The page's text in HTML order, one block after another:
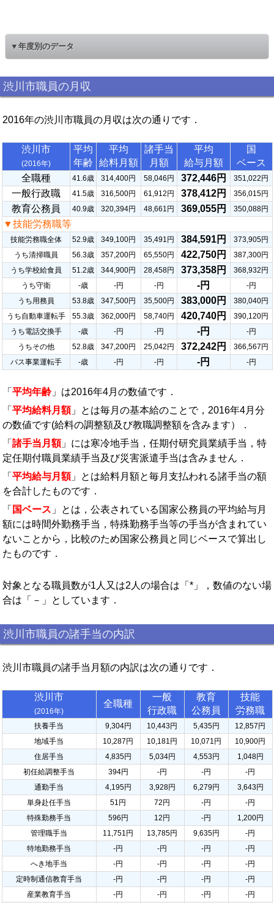
▼年度別のデータ
渋川市職員の月収
2016年の渋川市職員の月収は次の通りです．
渋川市
(2016年)
平均
年齢
平均
給料月額
諸手当
月額
平均
給与月額
国
ベース
全職種
41.6歳 314,400円 58,046円 372,446円 351,022円
一般行政職 41.5歳 316,500円 61,912円 378,412円 356,015円
教育公務員 40.9歳 320,394円 48,661円 369,055円 350,088円
▼技能労務職等
技能労務職全体 52.9歳 349,100円 35,491円 384,591円
373,905円
うち清掃職員
56.3歳 357,200円 65,550円 422,750円
387,300円
うち学校給食員
51.2歳 344,900円 28,458円 373,358円
368,932円
うち守衛
-歳 -円 -円 -円
-円
うち用務員
53.8歳 347,500円 35,500円 383,000円
380,040円
うち自動車運転手
55.3歳 362,000円 58,740円 420,740円
390,120円
うち電話交換手
-歳 -円 -円 -円
-円
うちその他
52.8歳 347,200円 25,042円 372,242円
366,567円
バス事業運転手
-歳 -円 -円 -円 -円
「 平均年齢 」は2016年4月の数値です．
「 平均給料月額」とは毎月の基本給のことで，2016年4月分
の数値です(給料の調整額及び教職調整額を含みます）．
「 諸手当月額」には寒冷地手当，任期付研究員業績手当，特
定任期付職員業績手当及び災害派遣手当は含みません．
「 平均給与月額」とは給料月額と毎月支払われる諸手当の額
を合計したものです．
「 国ベース 」とは，公表されている国家公務員の平均給与月
額には時間外勤務手当，特殊勤務手当等の手当が含まれてい
ないことから，比較のため国家公務員と同じベースで算出し
たものです．
対象となる職員数が1人又は2人の場合は「*」，数値のない場
合は「－」としています．
渋川市職員の諸手当の内訳
渋川市職員の諸手当月額の内訳は次の通りです．
渋川市
(2016年)
全職種
一般
行政職
教育
公務員
技能
労務職
扶養手当 9,304円 10,443円 5,435円
12,857円
地域手当
10,287円 10,181円 10,071円
10,900円
住居手当
4,835円 5,034円 4,553円
1,048円
初任給調整手当
394円 -円 -円
-円
通勤手当
4,195円 3,928円 6,279円
3,643円
単身赴任手当
51円 72円 -円
-円
特殊勤務手当
596円 12円 -円
1,200円
管理職手当
11,751円 13,785円 9,635円
-円
特地勤務手当
-円 -円 -円
-円
へき地手当
-円 -円 -円
-円
定時制通信教育手当
-円 -円 -円
-円
産業教育手当
-円 -円 -円
-円